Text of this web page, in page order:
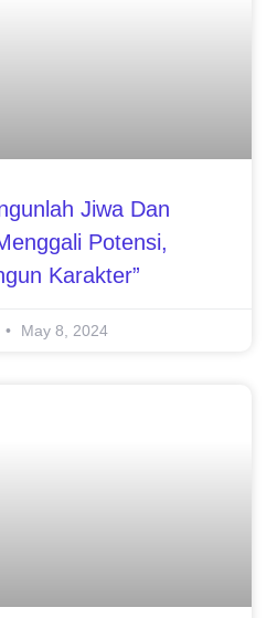
Jiwa Dan
Potensi,
Karakter”
May 8, 2024